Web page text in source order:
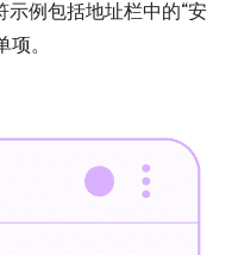
例包括地址栏中的“安
。